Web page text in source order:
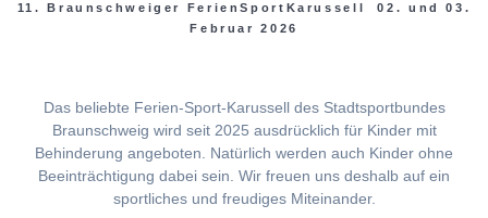
11. Braunschweiger FerienSportKarussell 02. und 03.
Februar 2026
Das beliebte Ferien-Sport-Karussell des Stadtsportbundes
Braunschweig wird seit 2025 ausdrücklich für Kinder mit
Behinderung angeboten. Natürlich werden auch Kinder ohne
Beeinträchtigung dabei sein. Wir freuen uns deshalb auf ein
sportliches und freudiges Miteinander.